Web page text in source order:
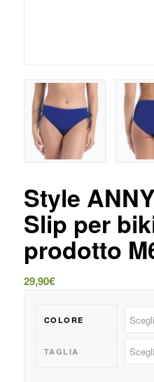
Style
Slip per
prodotto
29,90€
COLORE
TAGLIA